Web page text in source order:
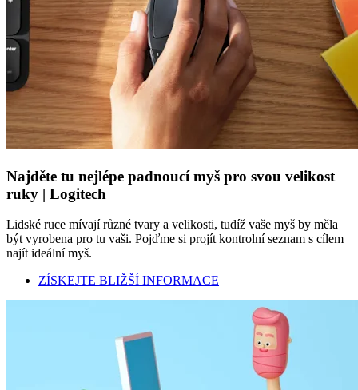
Najděte tu nejlépe padnoucí myš pro svou velikost
ruky | Logitech
Lidské ruce mívají různé tvary a velikosti, tudíž vaše myš by měla
být vyrobena pro tu vaši. Pojďme si projít kontrolní seznam s cílem
najít ideální myš.
ZÍSKEJTE BLIŽŠÍ INFORMACE